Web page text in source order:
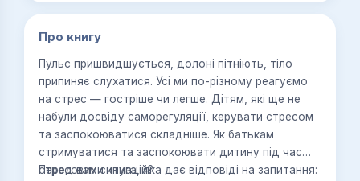
Про книгу
Пульс пришвидшується, долоні пітніють, тіло
припиняє слухатися. Усі ми по-різному реагуємо
на стрес — гостріше чи легше. Дітям, які ще не
набули досвіду саморегуляції, керувати стресом
та заспокоюватися складніше. Як батькам
стримуватися та заспокоювати дитину під час
стресових ситуацій?
Перед вами книга, яка дає відповіді на запитання: